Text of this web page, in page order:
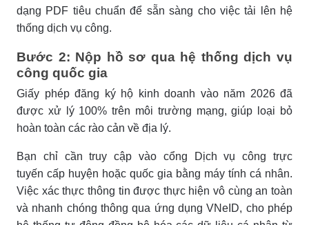
dạng PDF tiêu chuẩn để sẵn sàng cho việc tải lên hệ
thống dịch vụ công.
Bước 2: Nộp hồ sơ qua hệ thống dịch vụ
công quốc gia
Giấy phép đăng ký hộ kinh doanh vào năm 2026 đã
được xử lý 100% trên môi trường mạng, giúp loại bỏ
hoàn toàn các rào cản về địa lý.
Bạn chỉ cần truy cập vào cổng Dịch vụ công trực
tuyến cấp huyện hoặc quốc gia bằng máy tính cá nhân.
Việc xác thực thông tin được thực hiện vô cùng an toàn
và nhanh chóng thông qua ứng dụng VNeID, cho phép